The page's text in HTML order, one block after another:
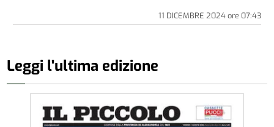
11 DICEMBRE 2024ore 07:43
Leggi l'ultima edizione